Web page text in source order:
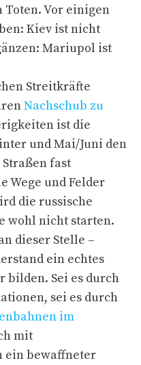
Toten. Vor einigen
Kiev ist nicht
Mariupol ist
Streitkräfte
Nachschub zu
ist die
und Mai/Juni den
fast
Wege und Felder
die russische
wohl nicht starten.
dieser Stelle –
ein echtes
Sei es durch
sei es durch
im
mit
ein bewaffneter